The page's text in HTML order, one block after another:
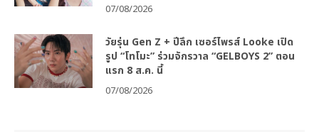
07/08/2026
วัยรุ่น Gen Z + ปีลึก เซอร์ไพรส์ Looke เปิด
รูป “โทโมะ” ร่วมจักรวาล “GELBOYS 2” ตอน
แรก 8 ส.ค. นี้
07/08/2026